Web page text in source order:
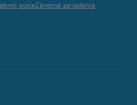
oceleZávesné zariadenia